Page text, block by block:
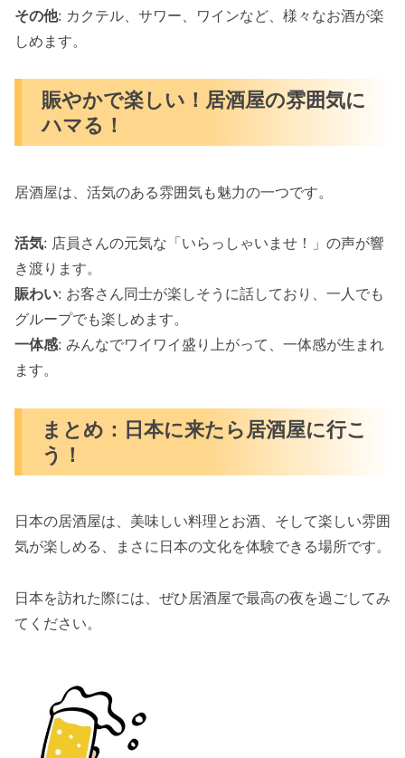
その他: カクテル、サワー、ワインなど、様々なお酒が楽
しめます。
賑やかで楽しい！居酒屋の雰囲気に
ハマる！
居酒屋は、活気のある雰囲気も魅力の一つです。
活気: 店員さんの元気な「いらっしゃいませ！」の声が響
き渡ります。
賑わい: お客さん同士が楽しそうに話しており、一人でも
グループでも楽しめます。
一体感: みんなでワイワイ盛り上がって、一体感が生まれ
ます。
まとめ：日本に来たら居酒屋に行こ
う！
日本の居酒屋は、美味しい料理とお酒、そして楽しい雰囲
気が楽しめる、まさに日本の文化を体験できる場所です。
日本を訪れた際には、ぜひ居酒屋で最高の夜を過ごしてみ
てください。